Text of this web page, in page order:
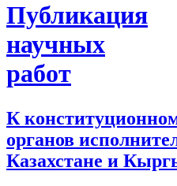
Публикация
научных
работ
К
органов
Казахстане и